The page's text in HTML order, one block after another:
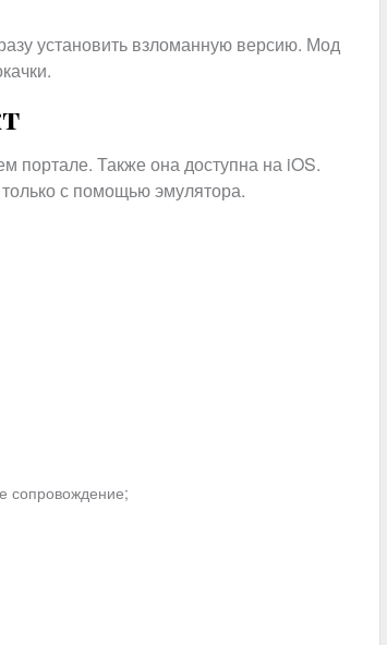
установить взломанную версию. Мод
портале. Также она доступна на iOS.
с помощью эмулятора.
сопровождение;